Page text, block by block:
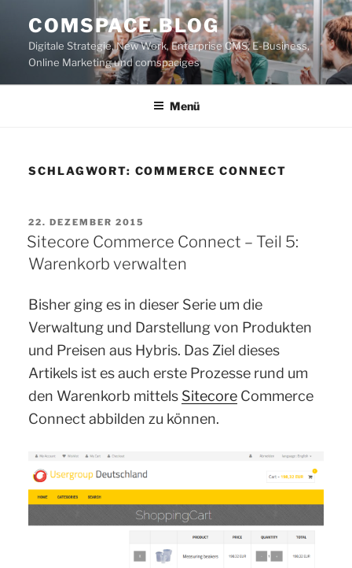
Inhalt
springen
COMSPACE.BLOG
Digitale Strategie, New Work, Enterprise CMS, E-Business,
Online Marketing und comspaciges
Menü
SCHLAGWORT: COMMERCE CONNECT
VERÖFFENTLICHT
AM
22. DEZEMBER 2015
Sitecore Commerce Connect – Teil 5:
Warenkorb verwalten
Bisher ging es in dieser Serie um die
Verwaltung und Darstellung von Produkten
und Preisen aus Hybris. Das Ziel dieses
Artikels ist es auch erste Prozesse rund um
den Warenkorb mittels Sitecore Commerce
Connect abbilden zu können.